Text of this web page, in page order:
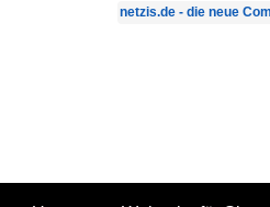
netzis.de - die neue